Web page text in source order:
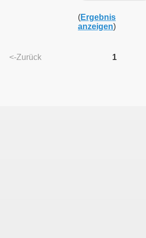
(Ergebnis
anzeigen)
<-Zurück 1